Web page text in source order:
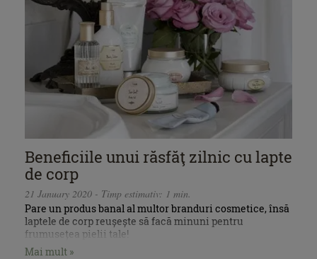
Beneficiile unui răsfăţ zilnic cu lapte
de corp
21 January 2020 - Timp estimativ: 1 min.
Pare un produs banal al multor branduri cosmetice, însă
laptele de corp reușește să facă minuni pentru
frumusețea pielii tale!
Mai mult »